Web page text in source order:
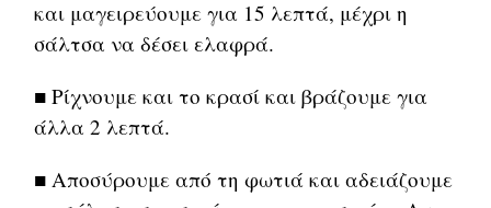
και μαγειρεύουμε για 15 λεπτά, μέχρι η
σάλτσα να δέσει ελαφρά.
■ Ρίχνουμε και το κρασί και βράζουμε για
άλλα 2 λεπτά.
■ Αποσύρουμε από τη φωτιά και αδειάζουμε